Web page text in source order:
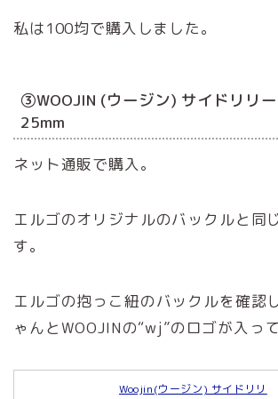
私は100均で購入しました。
③WOOJIN (ウージン) サイドリリ
25mm
ネット通販で購入。
エルゴのオリジナルのバックルと同
す。
エルゴの抱っこ紐のバックルを確認
ゃんとWOOJINの“wj”のロゴが入っ
Woojin(ウージン) サイドリリ